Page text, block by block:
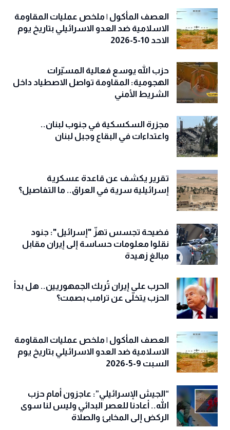
العصف المأكول | ملخص عمليات المقاومة
الاسلامية ضد العدو الاسرائيلي بتاريخ يوم
الاحد 10-5-2026
حزب الله يوسع فعالية المسيّرات
الهجومية: المقاومة تواصل الاصطياد داخل
الشريط الأمني
مجزرة السكسكية في جنوب لبنان..
واعتداءات في البقاع وجبل لبنان
تقرير يكشف عن قاعدة عسكرية
إسرائيلية سرية في العراق.. ما التفاصيل؟
فضيحة تجسس تهزّ "إسرائيل": جنود
نقلوا معلومات حساسة إلى إيران مقابل
مبالغ زهيدة
الحرب على إيران تُربك الجمهوريين.. هل بدأ
الحزب يتخلّى عن ترامب بصمت؟
العصف المأكول | ملخص عمليات المقاومة
الاسلامية ضد العدو الاسرائيلي بتاريخ يوم
السبت 9-5-2026
“الجيش الإسرائيلي”: عاجزون أمام حزب
الله.. أعادنا للعصر البدائي وليس لنا سوى
الركض إلى المخابئ والصلاة